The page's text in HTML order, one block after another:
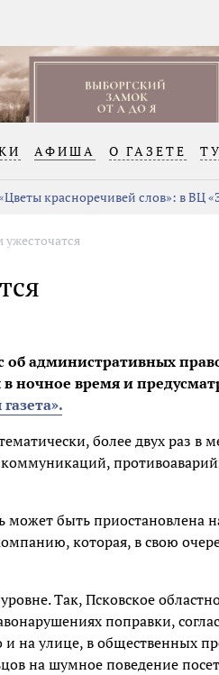
АФИША О ГАЗЕТЕ
красноречивей слов»: в ВЦ
об административных
ночное время и
более двух раз в
может быть приостановлена
которая, в свою
Так, Псковское
поправки,
на улице, в общественных
на шумное поведение